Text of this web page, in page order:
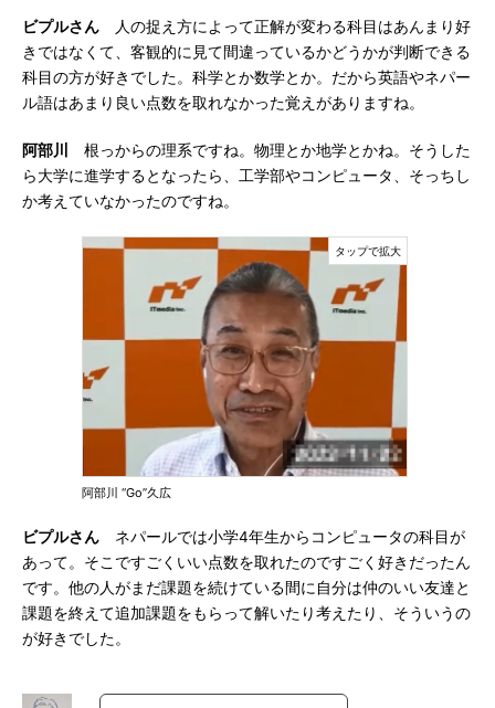
ビプルさん 人の捉え方によって正解が変わる科目はあんまり好
きではなくて、客観的に見て間違っているかどうかが判断できる
科目の方が好きでした。科学とか数学とか。だから英語やネパー
ル語はあまり良い点数を取れなかった覚えがありますね。
阿部川
根っからの理系ですね。物理とか地学とかね。そうした
ら大学に進学するとなったら、工学部やコンピュータ、そっちし
か考えていなかったのですね。
阿部川 “Go”久広
ビプルさん ネパールでは小学4年生からコンピュータの科目が
あって。そこですごくいい点数を取れたのですごく好きだったん
です。他の人がまだ課題を続けている間に自分は仲のいい友達と
課題を終えて追加課題をもらって解いたり考えたり、そういうの
が好きでした。